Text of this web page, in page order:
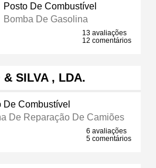
Posto De Combustível
Bomba De Gasolina
13 avaliações
12 comentários
& SILVA , LDA.
De Combustível
De Reparação De Camiões
6 avaliações
5 comentários